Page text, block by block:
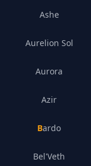
Ashe
Aurelion Sol
Aurora
Azir
Bardo
Bel'Veth